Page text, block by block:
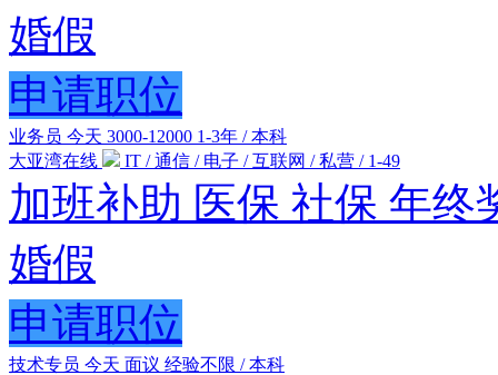
婚假
申请职位
业务员 今天 3000-12000 1-3年 / 本科
大亚湾在线
IT / 通信 / 电子 / 互联网 / 私营 / 1-49
加班补助 医保 社保 年终
婚假
申请职位
技术专员 今天 面议 经验不限 / 本科